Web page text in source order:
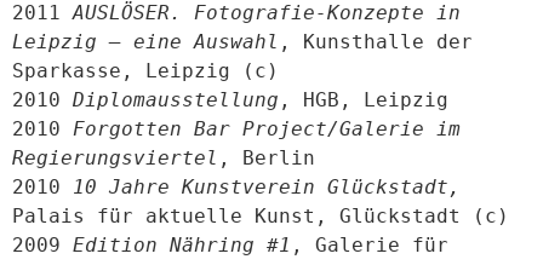
2011 AUSLÖSER. Fotografie-Konzepte in
Leipzig – eine Auswahl , Kunsthalle der
Sparkasse, Leipzig (c)
2010 Diplomausstellung , HGB, Leipzig
2010 Forgotten Bar Project/Galerie im
Regierungsviertel , Berlin
2010 10 Jahre Kunstverein Glückstadt,
Palais für aktuelle Kunst, Glückstadt (c)
2009 Edition Nähring #1 , Galerie für